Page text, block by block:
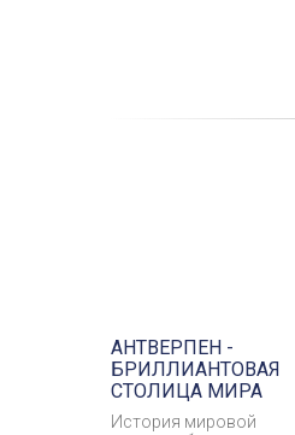
АНТВЕРПЕН -
БРИЛЛИАНТОВАЯ
СТОЛИЦА МИРА
История мировой